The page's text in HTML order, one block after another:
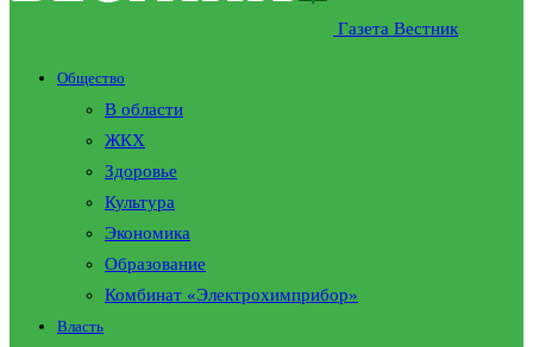
Газета Вестник
Общество
В области
ЖКХ
Здоровье
Культура
Экономика
Образование
Комбинат «Электрохимприбор»
Власть